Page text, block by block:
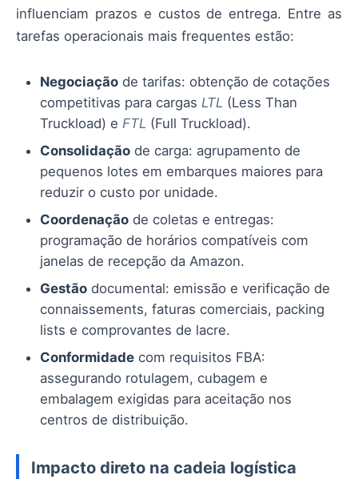
influenciam prazos e custos de entrega. Entre as
tarefas operacionais mais frequentes estão:
Negociação de tarifas: obtenção de cotações
competitivas para cargas LTL (Less Than
Truckload) e FTL (Full Truckload).
Consolidação de carga: agrupamento de
pequenos lotes em embarques maiores para
reduzir o custo por unidade.
Coordenação de coletas e entregas:
programação de horários compatíveis com
janelas de recepção da Amazon.
Gestão documental: emissão e verificação de
connaissements, faturas comerciais, packing
lists e comprovantes de lacre.
Conformidade com requisitos FBA:
assegurando rotulagem, cubagem e
embalagem exigidas para aceitação nos
centros de distribuição.
Impacto direto na cadeia logística